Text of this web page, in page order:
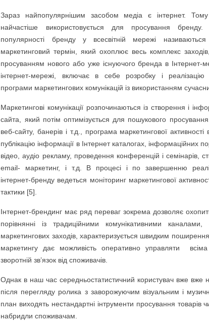
Зараз найпопулярнішим засобом медіа є інтернет.
найчастіше використовується для просування
популярності бренду у всесвітній мережі
маркетинговий термін, який охоплює весь комплекс
просуванням нового або уже існуючого бренда в Інтернет-
інтернет-мережі, включає в себе розробку і реалізацію
програми маркетингових комунікацій із використанням
Маркетингові комунікації розпочинаються із створення і
сайта, який потім оптимізується для пошукового
веб-сайту, банерів і т.д., програма маркетингової
публікацію інформації в Інтернет каталогах, інформаційних
відео, аудіо рекламу, проведення конференцій і семінарів,
email- маркетинг, і т.д. В процесі і по завершенню
інтернет-бренду ведеться моніторинг маркетингової
тактики [5].
Інтернет-брендинг має ряд переваг зокрема дозволяє
порівнянні із традиційними комунікативними каналами,
маркетингових заходів, характеризується швидким
маркетингу дає можливість оперативно управляти
зворотній зв’язок від споживачів.
Однак в наш час середньостатистичний користувач вже вже
після перегляду ролика з заворожуючим візуальним і
план виходять нестандартні інтрументи просування товарів
набридли споживачам.